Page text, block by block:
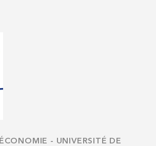
ÉCONOMIE - UNIVERSITÉ DE